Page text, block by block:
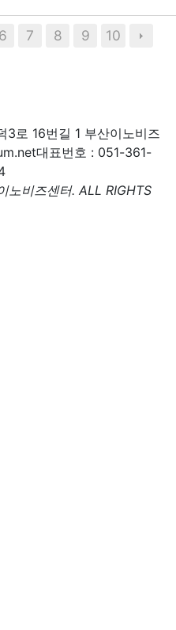
6 7 8 9 10
로 16번길 1 부산이노비즈
대표번호 : 051-361-
노비즈센터. ALL RIGHTS